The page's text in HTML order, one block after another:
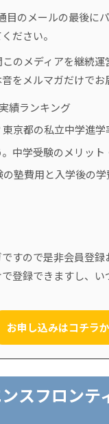
目のメールの最後に
ださい。
のメディアを継続
をメルマガだけでお
績ランキング
京都の私立中学進学
中学受験のメリット
塾費用と入学後の
すので是非会員登録
登録できますし、
お申し込みはコチラ
スフロン